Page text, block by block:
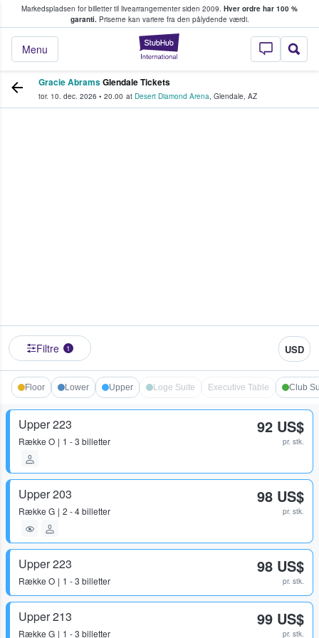
Markedspladsen for billetter til livearrangementer siden 2009. Hver ordre har 100 %
garanti.Priserne kan variere fra den pålydende værdi.
StubHub - Hvor
Menu
køber og sælger billetter
Gracie AbramsGlendale Tickets
tor. 10. dec. 2026 • 20.00 at Desert Diamond Arena, Glendale, AZ
Filtre 1 USD
Floor Lower Upper Loge Suite Executive Table Club
Upper 223
Række O 1 - 3 billetter
92 US$
pr. stk.
Upper 203
Række G 2 - 4 billetter
98 US$
pr. stk.
Upper 223
Række O 1 - 3 billetter
98 US$
pr. stk.
Upper 213
Række G 1 - 3 billetter
99 US$
pr. stk.